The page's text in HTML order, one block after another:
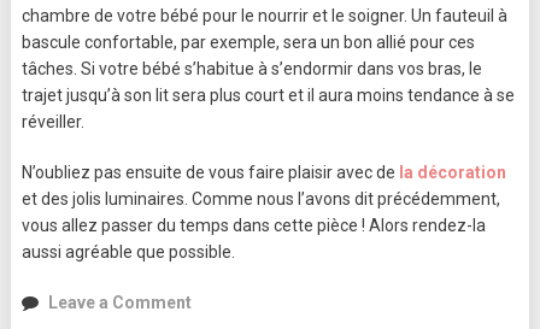
chambre de votre bébé pour le nourrir et le soigner. Un fauteuil à
bascule confortable, par exemple, sera un bon allié pour ces
tâches. Si votre bébé s’habitue à s’endormir dans vos bras, le
trajet jusqu’à son lit sera plus court et il aura moins tendance à se
réveiller.
N’oubliez pas ensuite de vous faire plaisir avec de la décoration
et des jolis luminaires. Comme nous l’avons dit précédemment,
vous allez passer du temps dans cette pièce ! Alors rendez-la
aussi agréable que possible.
Leave a Commenton